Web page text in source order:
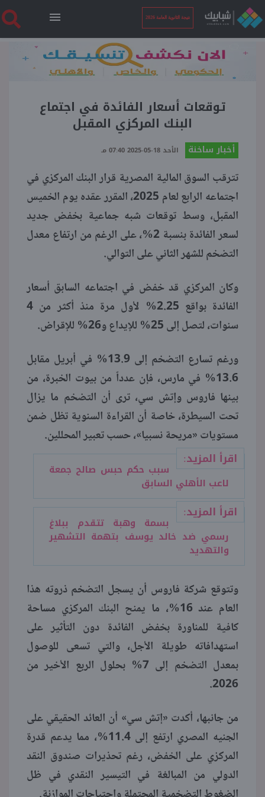
نتيجة الثانوية العامة 2026
الرئيسية
نتيجة الثانوية العامة 2026
فنجان قهوة
بوابة الطلبة
ملفات
منوعات
توقعات أسعار الفائدة في اجتماع
البنك المركزي المقبل
أخبار ساخنة الأحد 18-05-2025 07:40 مـ
تترقب السوق المالية المصرية قرار البنك المركزي في
اجتماعه الرابع لعام 2025، المقرر عقده يوم الخميس
المقبل، وسط توقعات شبه جماعية بخفض جديد
لسعر الفائدة بنسبة 2%، على الرغم من ارتفاع معدل
التضخم للشهر الثاني على التوالي.
وكان المركزي قد خفض في اجتماعه السابق أسعار
الفائدة بواقع 2.25% لأول مرة منذ أكثر من 4
سنوات، لتصل إلى 25% للإيداع و26% للإقراض.
ورغم تسارع التضخم إلى 13.9% في أبريل مقابل
13.6% في مارس، فإن عدداً من بيوت الخبرة، من
بينها فاروس وإتش سي، ترى أن التضخم ما يزال
تحت السيطرة، خاصة أن القراءة السنوية تظل ضمن
مستويات «مريحة نسبيا»، حسب تعبير المحللين.
اقرأ المزيد:
سبب حكم حبس صالح جمعة
لاعب الأهلي السابق
اقرأ المزيد:
بسمة وهبة تتقدم ببلاغ
رسمي ضد خالد يوسف بتهمة التشهير
والتهديد
وتتوقع شركة فاروس أن يسجل التضخم ذروته هذا
العام عند 16%، ما يمنح البنك المركزي مساحة
كافية للمناورة بخفض الفائدة دون التأثير على
استهدافاته طويلة الأجل، والتي تسعى للوصول
بمعدل التضخم إلى 7% بحلول الربع الأخير من
2026.
من جانبها، أكدت «إتش سي» أن العائد الحقيقي على
الجنيه المصري ارتفع إلى 11.4%، مما يدعم قدرة
المركزي على الخفض، رغم تحذيرات صندوق النقد
الدولي من المبالغة في التيسير النقدي في ظل